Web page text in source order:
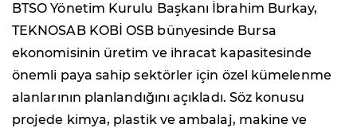
BTSO Yönetim Kurulu Başkanı İbrahim Burkay,
TEKNOSAB KOBİ OSB bünyesinde Bursa
ekonomisinin üretim ve ihracat kapasitesinde
önemli paya sahip sektörler için özel kümelenme
alanlarının planlandığını açıkladı. Söz konusu
projede kimya, plastik ve ambalaj, makine ve